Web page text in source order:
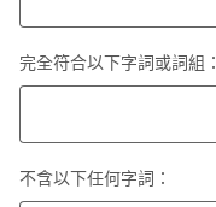
完全符合以下字詞或詞組：
不含以下任何字詞：